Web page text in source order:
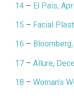
14 – El Pais,
15 – Facial
16 –
17 – Allure,
18 – Woman’s